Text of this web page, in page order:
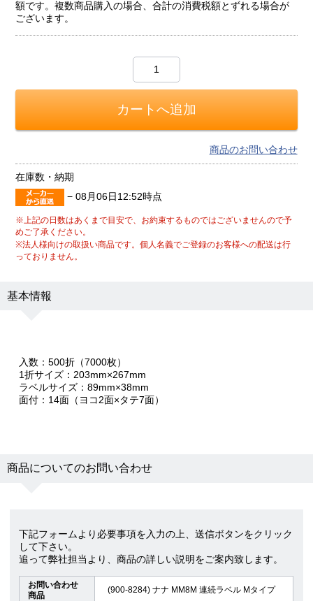
額です。複数商品購入の場合、合計の消費税額とずれる場合が
ございます。
商品のお問い合わせ
在庫数・納期
− 08月06日12:52時点
※上記の日数はあくまで目安で、お約束するものではございませんので予
めご了承ください。
※法人様向けの取扱い商品です。個人名義でご登録のお客様への配送は行
っておりません。
基本情報
入数：500折（7000枚）
1折サイズ：203mm×267mm
ラベルサイズ：89mm×38mm
面付：14面（ヨコ2面×タテ7面）
商品についてのお問い合わせ
下記フォームより必要事項を入力の上、送信ボタンをクリック
して下さい。
追って弊社担当より、商品の詳しい説明をご案内致します。
お問い合わせ
商品
(900-8284) ナナ MM8M 連続ラベル Mタイプ